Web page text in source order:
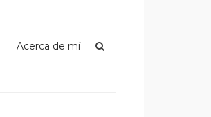
Acerca de mí